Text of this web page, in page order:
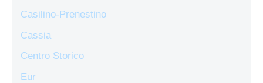
Casilino-Prenestino
Cassia
Centro Storico
Eur